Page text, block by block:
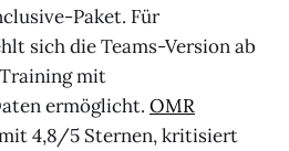
Paket. Für
sich die Teams-Version ab
mit
ermöglicht. OMR
4,8/5 Sternen, kritisiert